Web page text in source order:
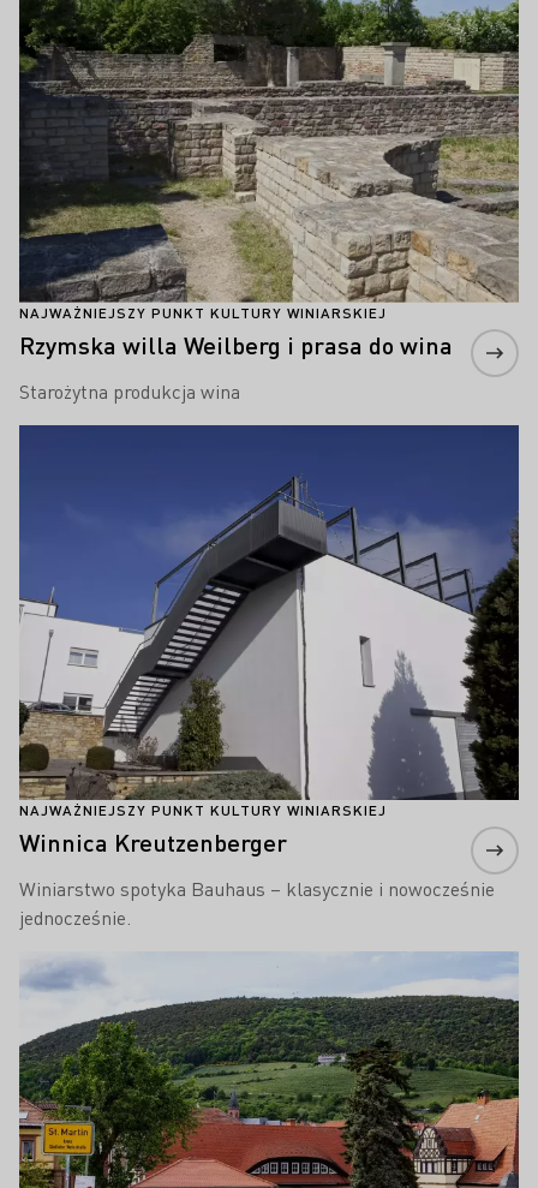
NAJWAŻNIEJSZY PUNKT KULTURY WINIARSKIEJ
Rzymska willa Weilberg i prasa do wina
Starożytna produkcja wina
NAJWAŻNIEJSZY PUNKT KULTURY WINIARSKIEJ
Winnica Kreutzenberger
Winiarstwo spotyka Bauhaus – klasycznie i nowocześnie
jednocześnie.
Proszę dowiedzieć się więcej